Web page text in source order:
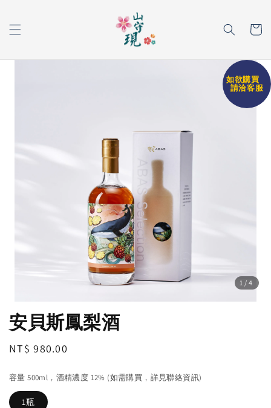
1 /4
如欲購買
請洽客服
安貝斯鳳梨酒
Regular
NT$ 980.00
容量 500ml，酒精濃度 12% (如需購買，詳見聯絡資訊)
1瓶